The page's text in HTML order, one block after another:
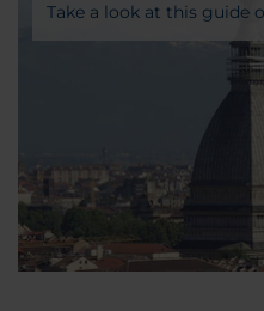
Take a look at this guide
You will find various
most of your stay in the